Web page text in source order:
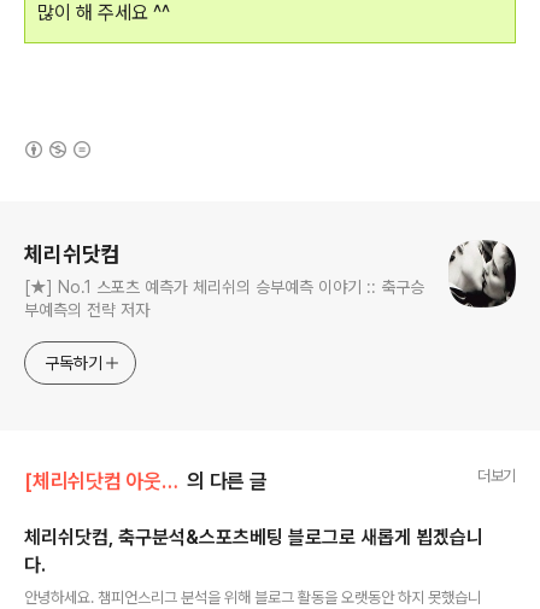
많이 해 주세요 ^^
체리쉬닷컴
[★] No.1 스포츠 예측가 체리쉬의 승부예측 이야기 :: 축구승
부예측의 전략 저자
구독하기
[체리쉬닷컴 아웃사이드]/자유로운 이야기 의 다른 글 더보기
체리쉬닷컴, 축구분석&스포츠베팅 블로그로 새롭게 뵙겠습니
다.
안녕하세요. 챔피언스리그 분석을 위해 블로그 활동을 오랫동안 하지 못했습니